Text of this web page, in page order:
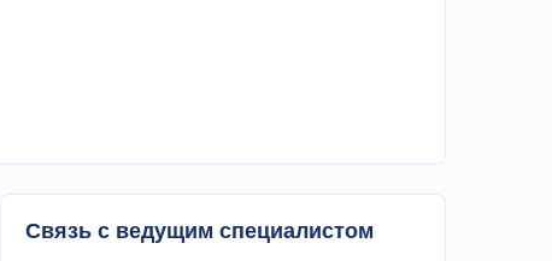
Связь с ведущим специалистом